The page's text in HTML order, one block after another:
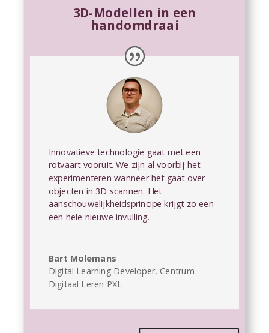
3D-Modellen in een
handomdraai
Innovatieve technologie gaat met een
rotvaart vooruit. We zijn al voorbij het
experimenteren wanneer het gaat over
objecten in 3D scannen. Het
aanschouwelijkheidsprincipe krijgt zo een
een hele nieuwe invulling.
Bart Molemans
Digital Learning Developer, Centrum
Digitaal Leren PXL